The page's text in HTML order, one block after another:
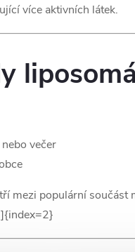
více aktivních látek.
večer
mezi populární